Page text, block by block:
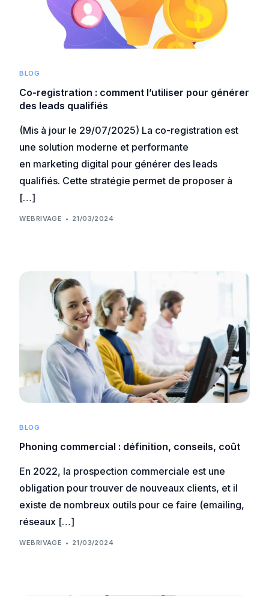
BLOG
Co-registration : comment l’utiliser pour générer
des leads qualifiés
(Mis à jour le 29/07/2025) La co-registration est
une solution moderne et performante
en marketing digital pour générer des leads
qualifiés. Cette stratégie permet de proposer à
[…]
WEBRIVAGE 21/03/2024
BLOG
Phoning commercial : définition, conseils, coût
En 2022, la prospection commerciale est une
obligation pour trouver de nouveaux clients, et il
existe de nombreux outils pour ce faire (emailing,
réseaux […]
WEBRIVAGE 21/03/2024